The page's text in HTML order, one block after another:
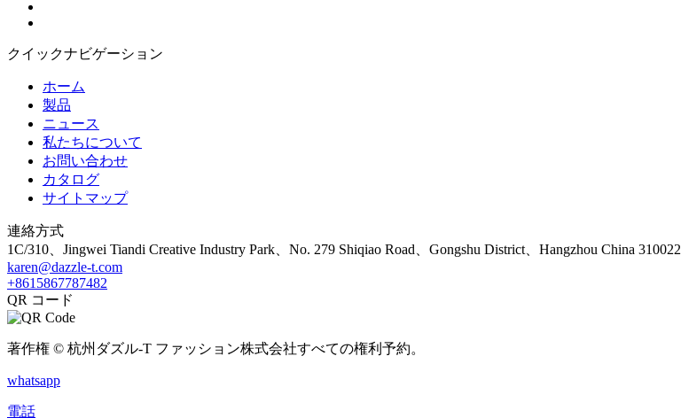
クイックナビゲーション
ホーム
製品
ニュース
私たちについて
お問い合わせ
カタログ
サイトマップ
連絡方式
1C/310、Jingwei Tiandi Creative Industry Park、No. 279 Shiqiao Road、Gongshu District、Hangzhou China 310022
karen@dazzle-t.com
+8615867787482
QR コード
著作権 © 杭州ダズル-T ファッション株式会社すべての権利予約。
whatsapp
電話